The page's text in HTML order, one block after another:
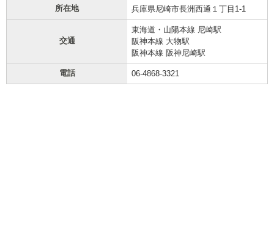
所在地 兵庫県尼崎市長洲西通１丁目1-1
交通
東海道・山陽本線 尼崎駅
阪神本線 大物駅
阪神本線 阪神尼崎駅
電話 06-4868-3321